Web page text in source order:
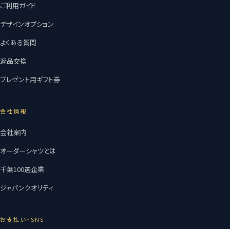
ご利用ガイド
デザインオプション
よくある質問
返品交換
プレゼント用ギフト券
会社情報
会社案内
オーダーシャツとは
千葉100選企業
ジャパンクオリティ
お支払い・SNS